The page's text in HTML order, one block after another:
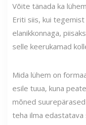
Võite tänada ka
Eriti siis, kui
elanikkonnaga,
selle keerukamad
Mida lühem on
esile tuua, kuna
mõned
teha ilma edastatava